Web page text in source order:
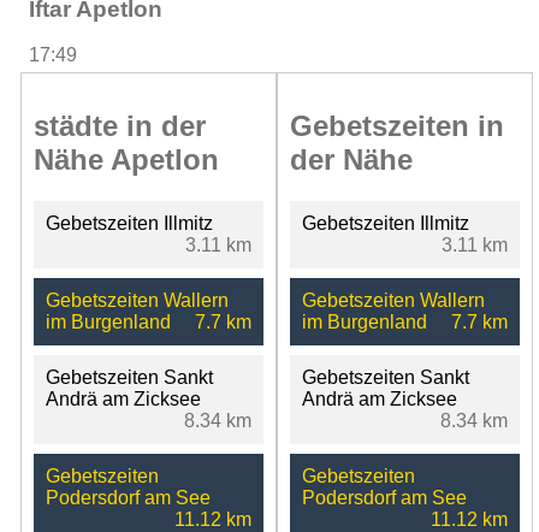
Iftar Apetlon
17:49
städte in der
Nähe Apetlon
Gebetszeiten Illmitz
3.11 km
Gebetszeiten Wallern
im Burgenland
7.7 km
Gebetszeiten Sankt
Andrä am Zicksee
8.34 km
Gebetszeiten
Podersdorf am See
11.12 km
Gebetszeiten in
der Nähe
Gebetszeiten Illmitz
3.11 km
Gebetszeiten Wallern
im Burgenland
7.7 km
Gebetszeiten Sankt
Andrä am Zicksee
8.34 km
Gebetszeiten
Podersdorf am See
11.12 km